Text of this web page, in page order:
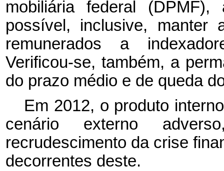
mobiliária federal
possível, inclusive, manter
remunerados a
Verificou-se, também, a
do prazo médio e de queda
Em 2012, o produto
cenário externo
recrudescimento da crise
decorrentes deste.